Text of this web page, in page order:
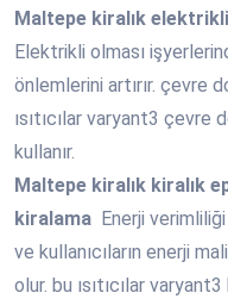
Maltepe kiralık
Elektrikli olması
önlemlerini artırır. çevre
ısıtıcılar varyant3
kullanır.
Maltepe kiralık kiralık
kiralama Enerji
ve kullanıcıların enerji
olur. bu ısıtıcılar